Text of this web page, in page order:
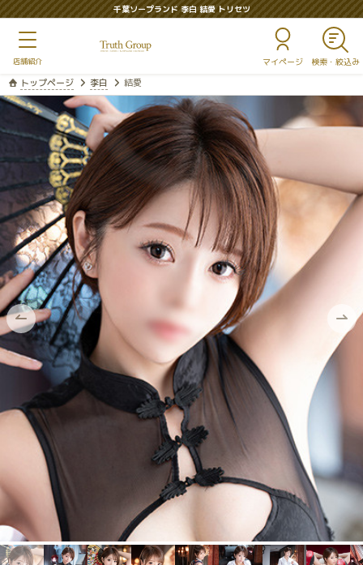
千葉ソープランド 李白 結愛 トリセツ
マイページ
トップページ 李白 結愛
次